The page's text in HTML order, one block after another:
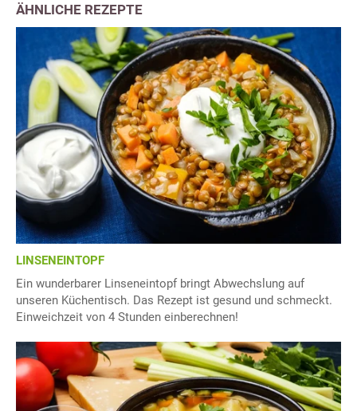
ÄHNLICHE REZEPTE
LINSENEINTOPF
Ein wunderbarer Linseneintopf bringt Abwechslung auf
unseren Küchentisch. Das Rezept ist gesund und schmeckt.
Einweichzeit von 4 Stunden einberechnen!